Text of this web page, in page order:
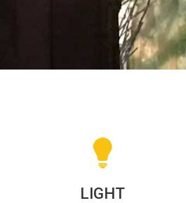
LIGHT